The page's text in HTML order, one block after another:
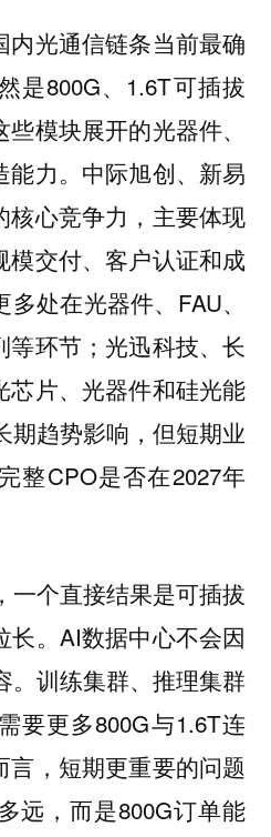
内光通信链条当前最确
是800G、1.6T可插拔
模块展开的光器件、
能力。中际旭创、新易
核心竞争力，主要体现
模交付、客户认证和成
处在光器件、FAU、
等环节；光迅科技、长
芯片、光器件和硅光能
期趋势影响，但短期业
整CPO是否在2027年
一个直接结果是可插拔
。 AI数据中心不会因
。训练集群、推理集群
要更多800G与1.6T连
言，短期更重要的问题
远，而是800G订单能